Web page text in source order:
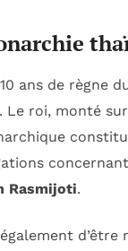
ans de règne
Le roi, monté
Rasmijoti.
d’être